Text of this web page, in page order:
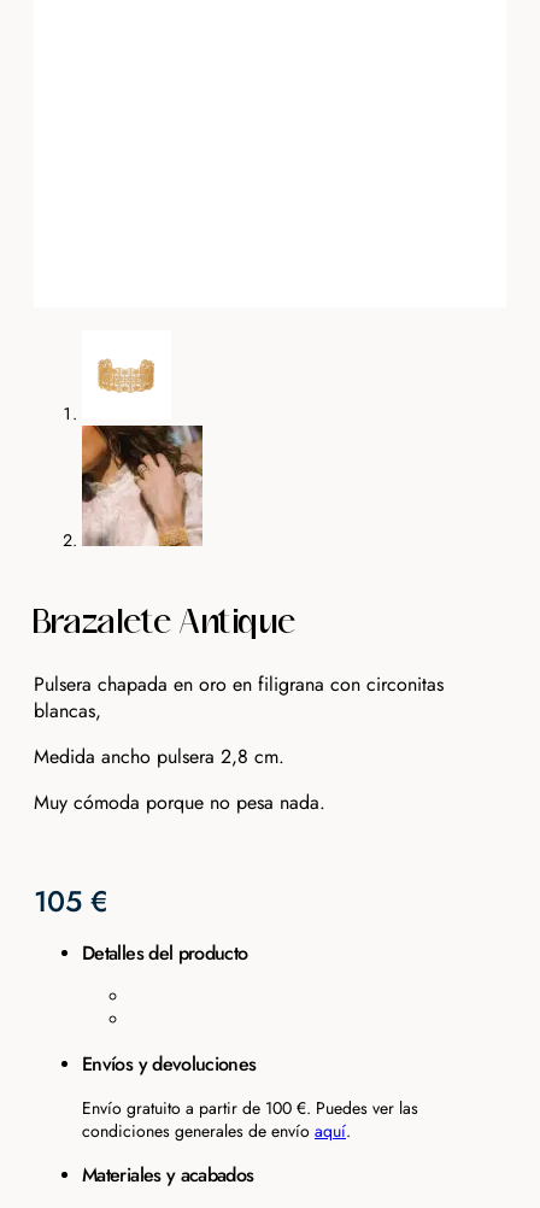
Brazalete Antique
Pulsera chapada en oro en filigrana con circonitas
blancas,
Medida ancho pulsera 2,8 cm.
Muy cómoda porque no pesa nada.
105 €
Detalles del producto
Envíos y devoluciones
Envío gratuito a partir de 100 €. Puedes ver las
condiciones generales de envío aquí.
Materiales y acabados